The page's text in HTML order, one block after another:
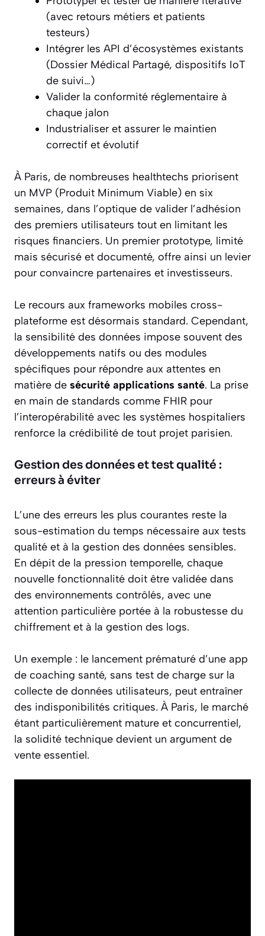
(avec retours métiers et patients
testeurs)
Intégrer les API d’écosystèmes existants
(Dossier Médical Partagé, dispositifs IoT
de suivi…)
Valider la conformité réglementaire à
chaque jalon
Industrialiser et assurer le maintien
correctif et évolutif
À Paris, de nombreuses healthtechs priorisent
un MVP (Produit Minimum Viable) en six
semaines, dans l’optique de valider l’adhésion
des premiers utilisateurs tout en limitant les
risques financiers. Un premier prototype, limité
mais sécurisé et documenté, offre ainsi un levier
pour convaincre partenaires et investisseurs.
Le recours aux frameworks mobiles cross-
plateforme est désormais standard. Cependant,
la sensibilité des données impose souvent des
développements natifs ou des modules
spécifiques pour répondre aux attentes en
matière de sécurité applications santé. La prise
en main de standards comme FHIR pour
l’interopérabilité avec les systèmes hospitaliers
renforce la crédibilité de tout projet parisien.
Gestion des données et test qualité :
erreurs à éviter
L’une des erreurs les plus courantes reste la
sous-estimation du temps nécessaire aux tests
qualité et à la gestion des données sensibles.
En dépit de la pression temporelle, chaque
nouvelle fonctionnalité doit être validée dans
des environnements contrôlés, avec une
attention particulière portée à la robustesse du
chiffrement et à la gestion des logs.
Un exemple : le lancement prématuré d’une app
de coaching santé, sans test de charge sur la
collecte de données utilisateurs, peut entraîner
des indisponibilités critiques. À Paris, le marché
étant particulièrement mature et concurrentiel,
la solidité technique devient un argument de
vente essentiel.